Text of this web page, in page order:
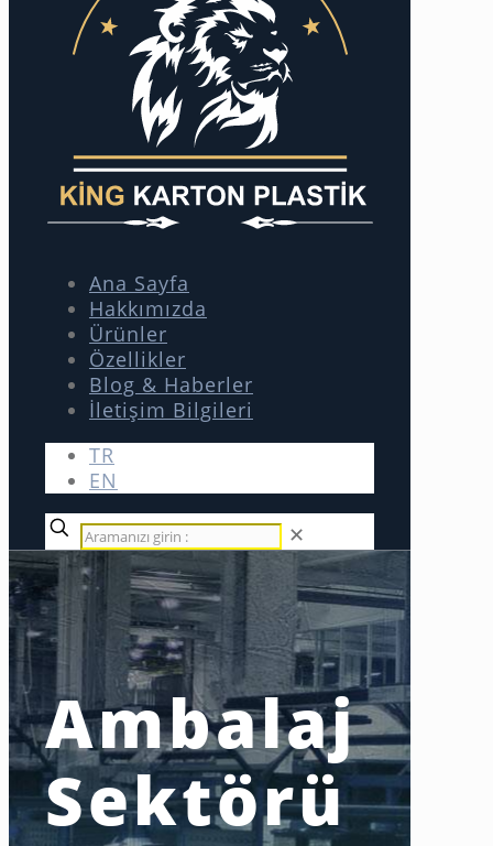
Ana Sayfa
Hakkımızda
Ürünler
Özellikler
Blog & Haberler
İletişim Bilgileri
TR
EN
✕
Ambalaj
Sektörü